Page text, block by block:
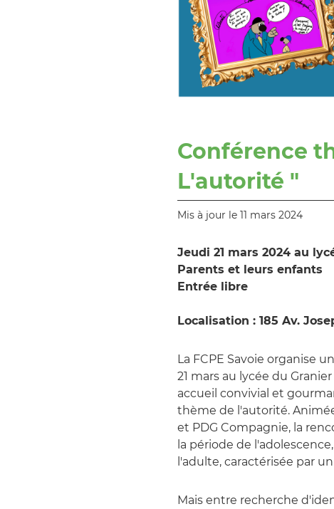
Conférence
L'autorité "
Mis à jour le 11 mars 2024
Jeudi 21 mars 2024 au
Parents et leurs enfants
Entrée libre
Localisation : 185 Av.
La FCPE Savoie organise
21 mars au lycée du
accueil convivial et
thème de l'autorité.
et PDG Compagnie, la
la période de
l'adulte, caractérisée par
Mais entre recherche